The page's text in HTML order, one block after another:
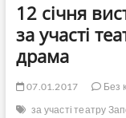
12 січня
за участі
драма
07.01.2017
Без
за участі театру